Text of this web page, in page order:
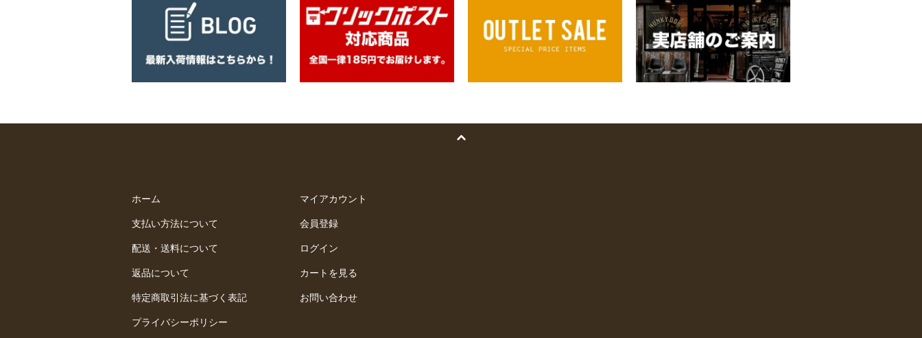
ホーム
支払い方法について
配送・送料について
返品について
特定商取引法に基づく表記
プライバシーポリシー
マイアカウント
会員登録
ログイン
カートを見る
お問い合わせ